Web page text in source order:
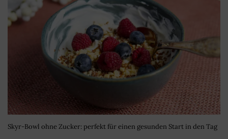
Skyr-Bowl ohne Zucker: perfekt für einen gesunden Start in den Tag